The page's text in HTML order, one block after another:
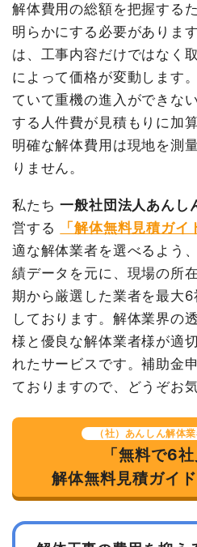
坪数
建物解体費用
総額
品名 数量
鉄骨造ビル192坪4階建
て
養生費 1式
土木工事
1式
諸経費
値引き
消費税
合計金額
建物解体費用 112
総額
品名
内装解体店舗10坪1階建て
養生費
0
家具・家電処分
1
家具・家電処分
1
看板撤去
室外設備・機器撤去
1
アスベスト撤去
その他（床モルタル補修） 1
その他（看板支柱撤去後穴埋
1
値引き
解体費用の総額を把握する
明らかにする必要がありま
は、工事内容だけではなく
によって価格が変動します
ていて重機の進入ができな
する人件費が見積もりに加
明確な解体費用は現地を測
りません。
私たち一般社団法人あんし
営する
「解体無料見積ガイ
適な解体業者を選べるよう
績データを元に、現場の所
期から厳選した業者を最大
しております。解体業界の
様と優良な解体業者様が適
れたサービスです。補助金
ておりますので、どうぞお
（社）あんしん解体
「無料で6
解体無料見積ガイ